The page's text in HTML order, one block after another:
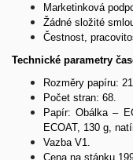
Marketinková
Žádné složité
Čestnost,
Technické parametry
Rozměry papíru:
Počet stran: 68.
Papír:Obálka –
ECOAT, 130 g,
Vazba V1.
Cena na stánku